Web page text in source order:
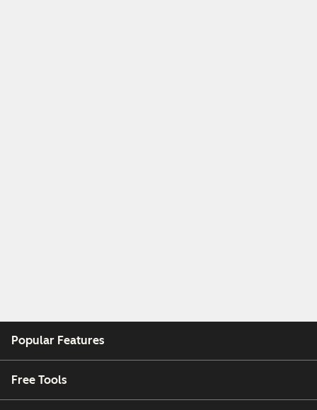
Popular Features
Free Tools